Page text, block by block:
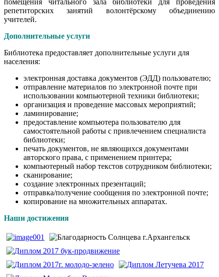
репетиторских занятий волонтёрскому объединению
учителей.
Дополнительные услуги
Библиотека предоставляет дополнительные услуги для
населения:
электронная доставка документов (ЭДД) пользователю;
отправление материалов по электронной почте при
использовании компьютерной техники библиотеки;
организация и проведение массовых мероприятий;
ламинирование;
предоставление компьютера пользователю для
самостоятельной работы с привлечением специалиста
библиотеки;
печать документов, не являющихся документами
авторского права, с применением принтера;
компьютерный набор текстов сотрудником библиотеки;
сканирование;
создание электронных презентаций;
отправка/получение сообщения по электронной почте;
копирование на множительных аппаратах.
Наши достижения